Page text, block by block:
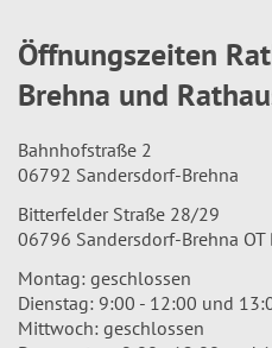
Öffnungszeiten
Brehna und
Bahnhofstraße 2
06792 Sandersdorf-Brehna
Bitterfelder Straße 28/29
06796 Sandersdorf-Brehna OT
Montag: geschlossen
Dienstag: 9:00 - 12:00 und
Mittwoch: geschlossen